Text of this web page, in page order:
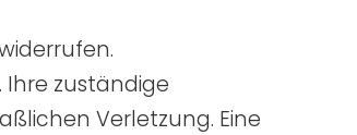
Ihre zuständige
Verletzung. Eine